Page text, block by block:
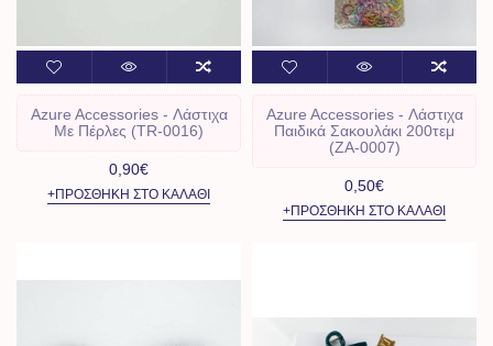
Azure Accessories - Λάστιχα
Με Πέρλες (TR-0016)
0,90€
+ΠΡΟΣΘΉΚΗ ΣΤΟ ΚΑΛΆΘΙ
Azure Accessories - Λάστιχα
Παιδικά Σακουλάκι 200τεμ
(ZA-0007)
0,50€
+ΠΡΟΣΘΉΚΗ ΣΤΟ ΚΑΛΆΘΙ